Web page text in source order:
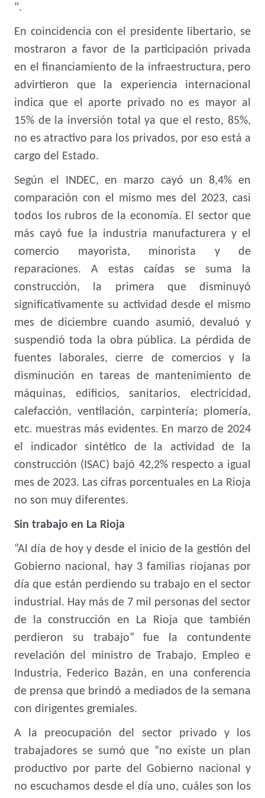
".
En coincidencia con el presidente libertario, se
mostraron a favor de la participación privada
en el financiamiento de la infraestructura, pero
advirtieron que la experiencia internacional
indica que el aporte privado no es mayor al
15% de la inversión total ya que el resto, 85%,
no es atractivo para los privados, por eso está a
cargo del Estado.
Según el INDEC, en marzo cayó un 8,4% en
comparación con el mismo mes del 2023, casi
todos los rubros de la economía. El sector que
más cayó fue la industria manufacturera y el
comercio mayorista, minorista y de
reparaciones. A estas caídas se suma la
construcción, la primera que disminuyó
significativamente su actividad desde el mismo
mes de diciembre cuando asumió, devaluó y
suspendió toda la obra pública. La pérdida de
fuentes laborales, cierre de comercios y la
disminución en tareas de mantenimiento de
máquinas, edificios, sanitarios, electricidad,
calefacción, ventilación, carpintería; plomería,
etc. muestras más evidentes. En marzo de 2024
el indicador sintético de la actividad de la
construcción (ISAC) bajó 42,2% respecto a igual
mes de 2023. Las cifras porcentuales en La Rioja
no son muy diferentes.
Sin trabajo en La Rioja
“Al día de hoy y desde el inicio de la gestión del
Gobierno nacional, hay 3 familias riojanas por
día que están perdiendo su trabajo en el sector
industrial. Hay más de 7 mil personas del sector
de la construcción en La Rioja que también
perdieron su trabajo” fue la contundente
revelación del ministro de Trabajo, Empleo e
Industria, Federico Bazán, en una conferencia
de prensa que brindó a mediados de la semana
con dirigentes gremiales.
A la preocupación del sector privado y los
trabajadores se sumó que “no existe un plan
productivo por parte del Gobierno nacional y
no escuchamos desde el día uno, cuáles son los